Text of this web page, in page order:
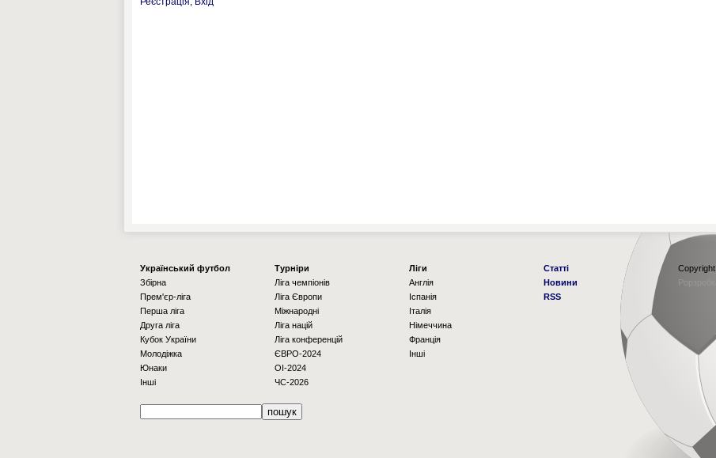
Українcький футбол
Збірна
Прем'єр-ліга
Перша ліга
Друга ліга
Кубок України
Молодіжка
Юнаки
Інші
Турніри
Ліга чемпіонів
Ліга Європи
Міжнародні
Ліга націй
Ліга конференцій
ЄВРО-2024
OI-2024
ЧС-2026
Ліги
Англія
Іспанія
Італія
Німеччина
Франція
Інші
Статті
Новини
RSS